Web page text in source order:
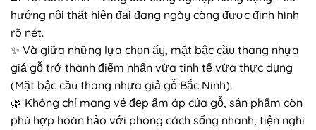
hướng nội thất hiện đại đang ngày càng được định hình
rõ nét.
✨ Và giữa những lựa chọn ấy, mặt bậc cầu thang nhựa
giả gỗ trở thành điểm nhấn vừa tinh tế vừa thực dụng
(Mặt bậc cầu thang nhựa giả gỗ Bắc Ninh).
🌿 Không chỉ mang vẻ đẹp ấm áp của gỗ, sản phẩm còn
phù hợp hoàn hảo với phong cách sống nhanh, tiện nghi